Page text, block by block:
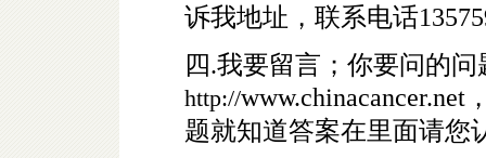
诉我地址，联系电话
四.我要留言；你要问的
http://www.chinacancer.net
题就知道答案在里面请您